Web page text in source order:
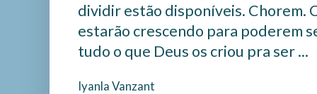
dividir estão disponíveis. Chorem.
estarão crescendo para poderem
tudo o que Deus os criou pra ser ...
Iyanla Vanzant